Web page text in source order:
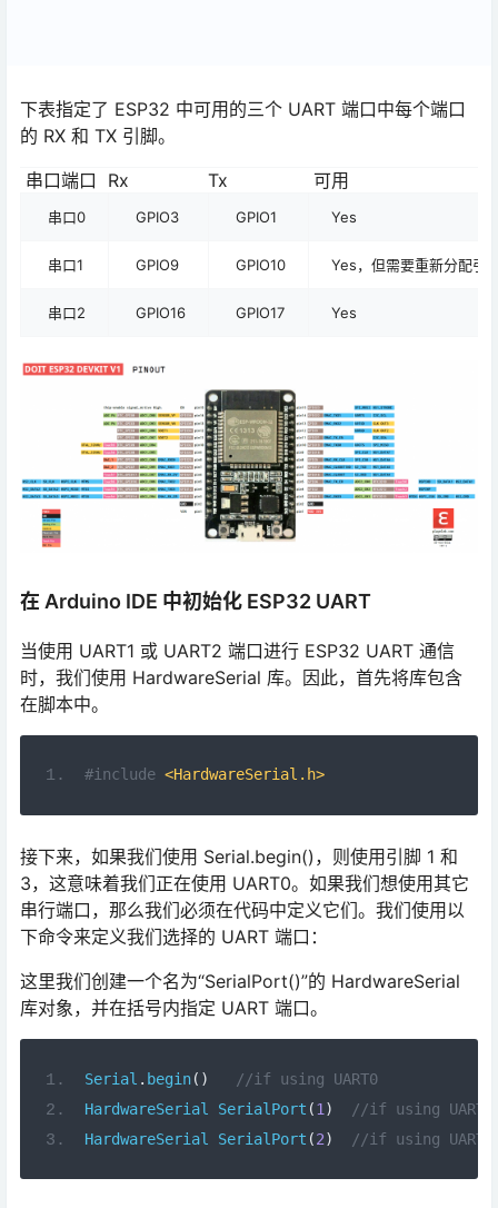
下表指定了 ESP32 中可用的三个 UART 端口中每个端口
的 RX 和 TX 引脚。
串口端口
Rx Tx 可用
串口0 GPIO3 GPIO1 Yes
串口1 GPIO9 GPIO10 Yes，但需要重新分配引
串口2 GPIO16 GPIO17 Yes
在 Arduino IDE 中初始化 ESP32 UART
当使用 UART1 或 UART2 端口进行 ESP32 UART 通信
时，我们使用 HardwareSerial 库。因此，首先将库包含
在脚本中。
#include <HardwareSerial.h>
接下来，如果我们使用 Serial.begin()，则使用引脚 1 和
3，这意味着我们正在使用 UART0。如果我们想使用其它
串行端口，那么我们必须在代码中定义它们。我们使用以
下命令来定义我们选择的 UART 端口：
这里我们创建一个名为“SerialPort()”的 HardwareSerial
库对象，并在括号内指定 UART 端口。
Serial . begin()
//if using UART0
HardwareSerial
SerialPort (1 )
//if using UART1
HardwareSerial
SerialPort (2) //if using UART2